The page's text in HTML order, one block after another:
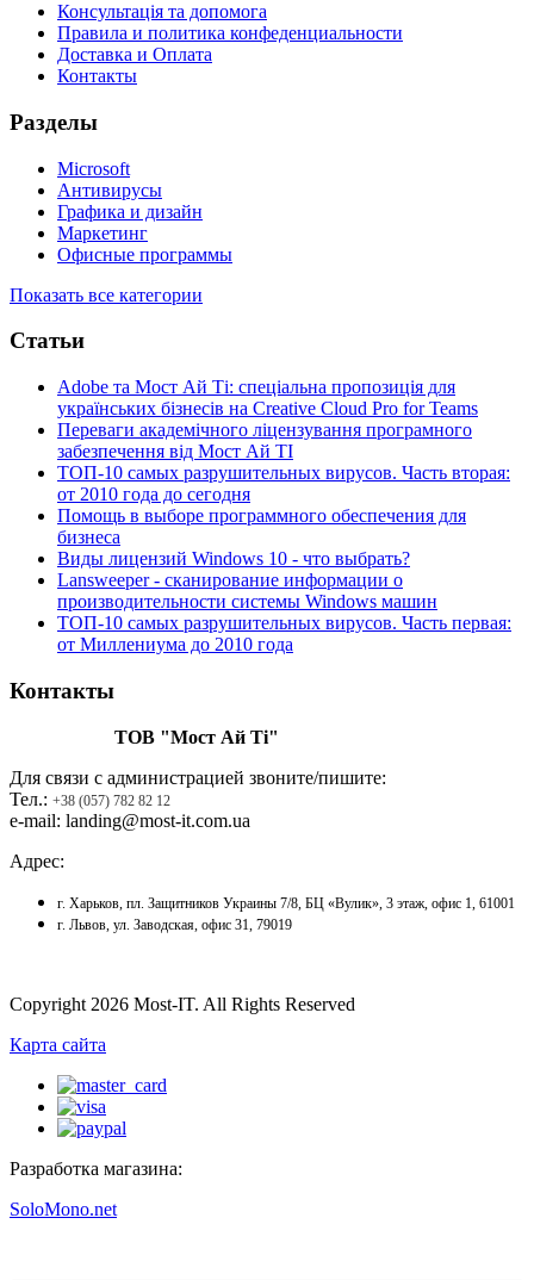
Консультація та допомога
Правила и политика конфеденциальности
Доставка и Оплата
Контакты
Разделы
Microsoft
Антивирусы
Графика и дизайн
Маркетинг
Офисные программы
Показать все категории
Статьи
Adobe та Мост Ай Ті: спеціальна пропозиція для
українських бізнесів на Creative Cloud Pro for Teams
Переваги академічного ліцензування програмного
забезпечення від Мост Ай ТІ
ТОП-10 самых разрушительных вирусов. Часть вторая:
от 2010 года до сегодня
Помощь в выборе программного обеспечения для
бизнеса
Виды лицензий Windows 10 - что выбрать?
Lansweeper - cканирование информации о
производительности системы Windows машин
ТОП-10 самых разрушительных вирусов. Часть первая:
от Миллениума до 2010 года
Контакты
ТОВ "Мост Ай Ті"
Для связи с администрацией звоните/пишите:
Тел.: +38 (057) 782 82 12
e-mail: landing@most-it.com.ua
Адрес:
г. Харьков, пл. Защитников Украины 7/8, БЦ «Вулик», 3 этаж, офис 1, 61001
г. Львов, ул. Заводская, офис 31, 79019
Copyright 2026 Most-IT. All Rights Reserved
Карта сайта
Разработка магазина:
SoloMono.net